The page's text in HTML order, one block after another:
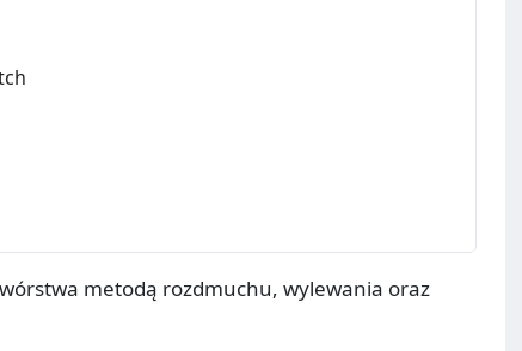
metodą rozdmuchu, wylewania oraz